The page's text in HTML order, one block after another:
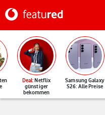
Deal: Netflix
günstiger
bekommen
Samsung Galaxy
S26: Alle Preise